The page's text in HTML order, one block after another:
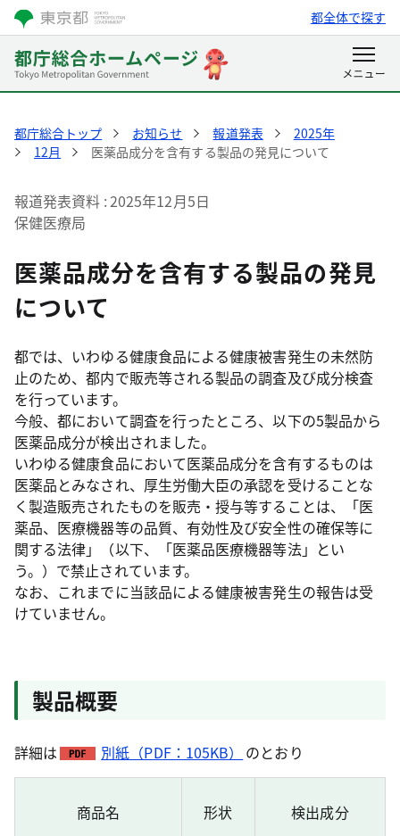
都全体で探す
都庁総合トップ お知らせ 報道発表
2025年
12月
医薬品成分を含有する製品の発見について
報道発表資料 2025年12月5日
保健医療局
医薬品成分を含有する製品の発見
について
都では、いわゆる健康食品による健康被害発生の未然防
止のため、都内で販売等される製品の調査及び成分検査
を行っています。
今般、都において調査を行ったところ、以下の5製品から
医薬品成分が検出されました。
いわゆる健康食品において医薬品成分を含有するものは
医薬品とみなされ、厚生労働大臣の承認を受けることな
く製造販売されたものを販売・授与等することは、「医
薬品、医療機器等の品質、有効性及び安全性の確保等に
関する法律」（以下、「医薬品医療機器等法」とい
う。）で禁止されています。
なお、これまでに当該品による健康被害発生の報告は受
けていません。
製品概要
詳細は 別紙（PDF：105KB） のとおり
商品名 形状 検出成分